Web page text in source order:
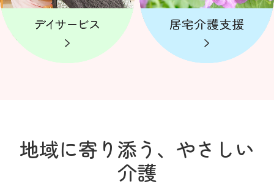
地域に寄り添う、やさしい
介護